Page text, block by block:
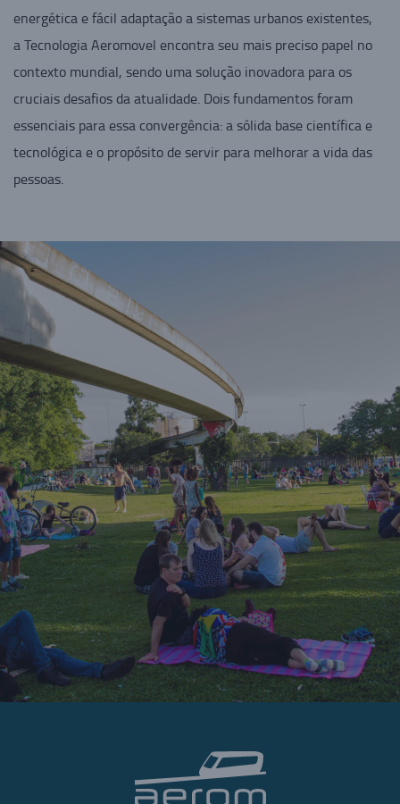
energética e fácil adaptação a sistemas urbanos existentes,
a Tecnologia Aeromovel encontra seu mais preciso papel no
contexto mundial, sendo uma solução inovadora para os
cruciais desafios da atualidade. Dois fundamentos foram
essenciais para essa convergência: a sólida base científica e
tecnológica e o propósito de servir para melhorar a vida das
pessoas.